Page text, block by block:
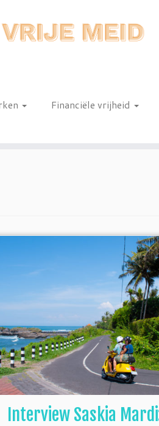
Financiële vrijheid
Interview Saskia